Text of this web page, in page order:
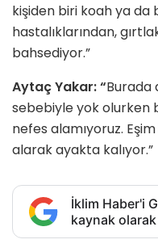
kişiden biri koah ya da
hastalıklarından,
bahsediyor.”
Aytaç Yakar: “Burada
sebebiyle yok olurken
nefes alamıyoruz.
alarak ayakta kalıyor.”
İklim Haber'i
kaynak